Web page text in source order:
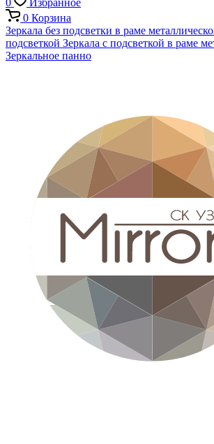
0
Избранное
0 Корзина
Зеркала без подсветки в раме
подсветкой Зеркала с подсветкой в раме
Зеркальное панно